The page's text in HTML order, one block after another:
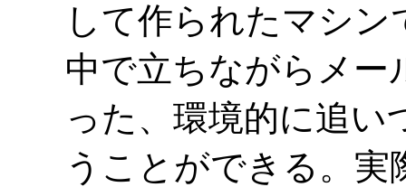
して作られたマシン
中で立ちながらメー
った、環境的に追い
うことができる。